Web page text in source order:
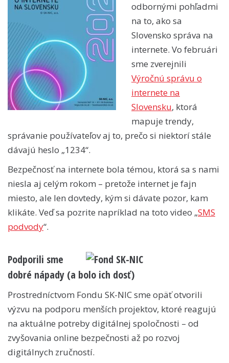
odbornými pohľadmi
na to, ako sa
Slovensko správa na
internete. Vo februári
sme zverejnili
Výročnú správu o
internete na
Slovensku, ktorá
mapuje trendy,
správanie používateľov aj to, prečo si niektorí stále
dávajú heslo „1234“.
Bezpečnosť na internete bola témou, ktorá sa s nami
niesla aj celým rokom – pretože internet je fajn
miesto, ale len dovtedy, kým si dávate pozor, kam
klikáte. Veď sa pozrite napríklad na toto video „SMS
podvody“.
Podporili sme
dobré nápady (a bolo ich dosť)
Prostredníctvom Fondu SK-NIC sme opäť otvorili
výzvu na podporu menších projektov, ktoré reagujú
na aktuálne potreby digitálnej spoločnosti – od
zvyšovania online bezpečnosti až po rozvoj
digitálnych zručností.